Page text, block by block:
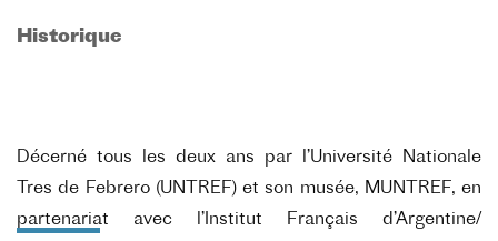
Historique
Décerné tous les deux ans par l’Université Nationale
Tres de Febrero (UNTREF) et son musée, MUNTREF, en
partenariat avec l’Institut Français d’Argentine/